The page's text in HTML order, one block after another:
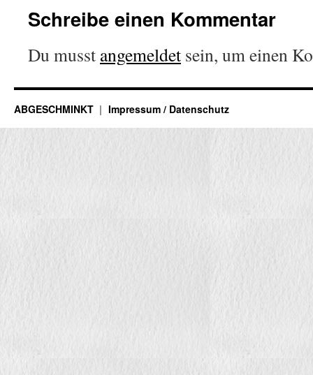
Schreibe einen Kommentar
Du musst angemeldet sein, um einen
ABGESCHMINKT Impressum / Datenschutz